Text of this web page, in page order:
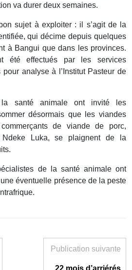
va durer deux semaines.
sujet à exploiter : il s’agit de la
qui décime depuis quelques
à Bangui que dans les provinces.
été effectués par les services
analyse à l’Institut Pasteur de
santé animale ont invité les
désormais que les viandes
de viande de porc,
Ndeke Luka, se plaignent de la
de la santé animale ont
éventuelle présence de la peste
Publication suivante
22 mois d’arriérés